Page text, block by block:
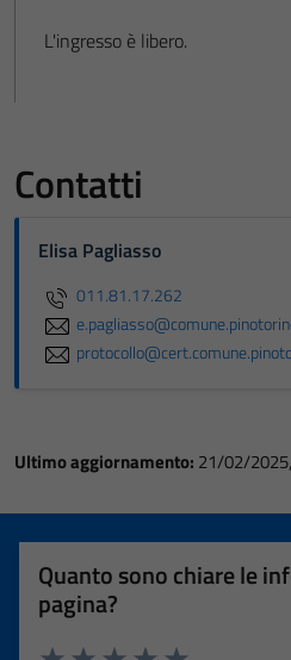
L'ingresso è libero.
Contatti
Elisa Pagliasso
011.81.17.262
Ultimo aggiornamento: 21/02/
Quanto sono chiare le
pagina?